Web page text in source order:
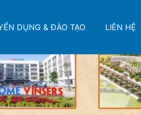
DỤNG & ĐÀO TẠO LIÊN HỆ